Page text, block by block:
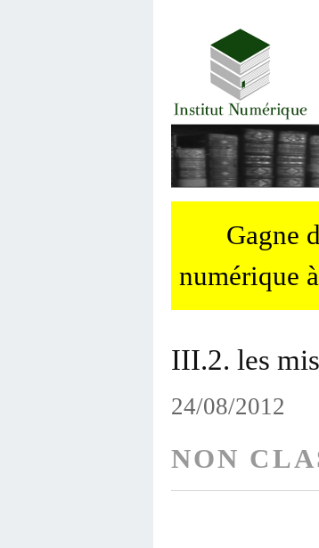
Gagne
numérique
III.2. les
24/08/2012
NON